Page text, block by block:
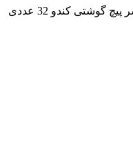
ست سر پیچ گوشتی کندو 32 عددی